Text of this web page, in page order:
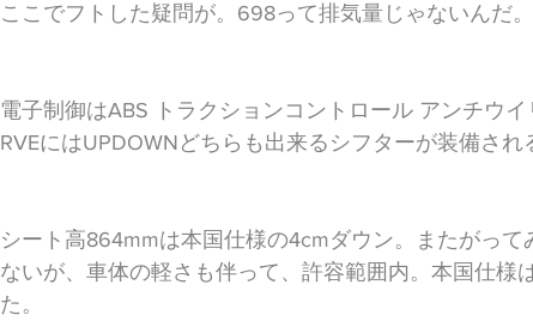
ここでフトした疑問が。698って排気量じゃないんだ
電子制御はABS トラクションコントロール アンチウ
RVEにはUPDOWNどちらも出来るシフターが装備され
シート高864mmは本国仕様の4cmダウン。またがっ
ないが、車体の軽さも伴って、許容範囲内。本国仕様
た。